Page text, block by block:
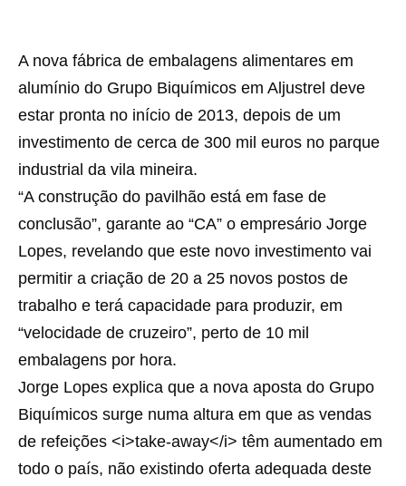
A nova fábrica de embalagens alimentares em
alumínio do Grupo Biquímicos em Aljustrel deve
estar pronta no início de 2013, depois de um
investimento de cerca de 300 mil euros no parque
industrial da vila mineira.
“A construção do pavilhão está em fase de
conclusão”, garante ao “CA” o empresário Jorge
Lopes, revelando que este novo investimento vai
permitir a criação de 20 a 25 novos postos de
trabalho e terá capacidade para produzir, em
“velocidade de cruzeiro”, perto de 10 mil
embalagens por hora.
Jorge Lopes explica que a nova aposta do Grupo
Biquímicos surge numa altura em que as vendas
de refeições <i>take-away</i> têm aumentado em
todo o país, não existindo oferta adequada deste